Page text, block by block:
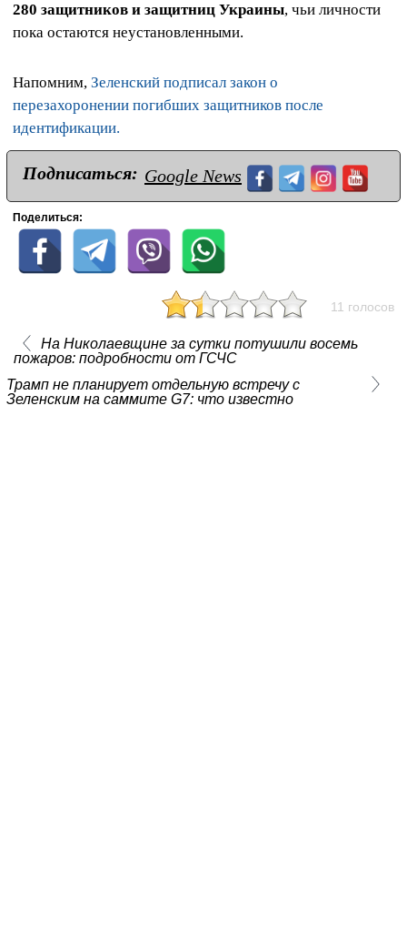
280 защитников и защитниц Украины, чьи личности
пока остаются неустановленными.
Напомним, Зеленский подписал закон о
перезахоронении погибших защитников после
идентификации.
Подписаться: Google News
Поделиться:
11 голосов
На Николаевщине за сутки потушили восемь
пожаров: подробности от ГСЧС
Трамп не планирует отдельную встречу с
Зеленским на саммите G7: что известно